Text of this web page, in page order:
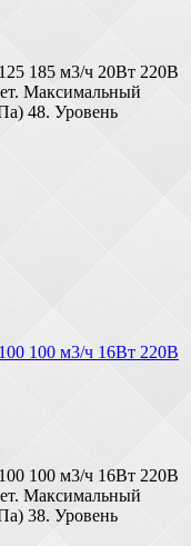
185 м3/ч 20Вт 220В
Максимальный
48. Уровень
100 м3/ч 16Вт 220В
100 м3/ч 16Вт 220В
Максимальный
38. Уровень